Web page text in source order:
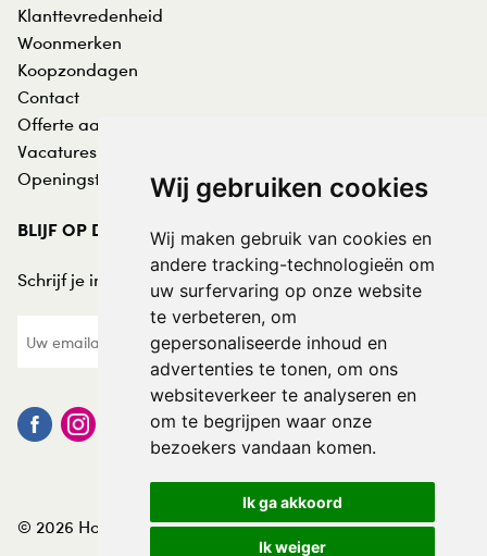
Wij gebruiken cookies
Wij maken gebruik van cookies en
andere tracking-technologieën om
uw surfervaring op onze website
te verbeteren, om
gepersonaliseerde inhoud en
advertenties te tonen, om ons
websiteverkeer te analyseren en
om te begrijpen waar onze
bezoekers vandaan komen.
Ik ga akkoord
Ik weiger
Klanttevredenheid
Woonmerken
Koopzondagen
Contact
Offerte aanvraag
Vacatures
Openingstijden
BLIJF OP DE HOOGTE
Schrijf je in voor de nieuwsbrief:
© 2026 Hofmans at Home